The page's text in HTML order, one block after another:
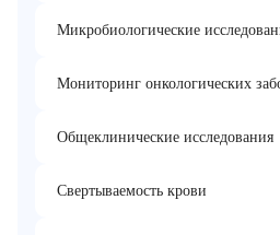
Микробиологические
Мониторинг онкологических
Общеклинические исследования
Свертываемость крови